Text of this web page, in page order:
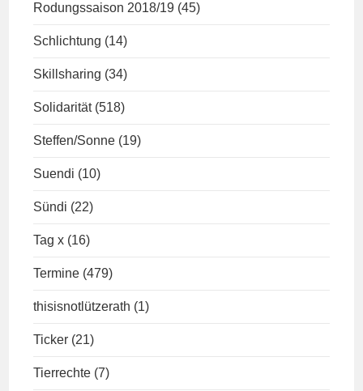
Rodungssaison 2018/19 (45)
Schlichtung (14)
Skillsharing (34)
Solidarität (518)
Steffen/Sonne (19)
Suendi (10)
Sündi (22)
Tag x (16)
Termine (479)
thisisnotlützerath (1)
Ticker (21)
Tierrechte (7)